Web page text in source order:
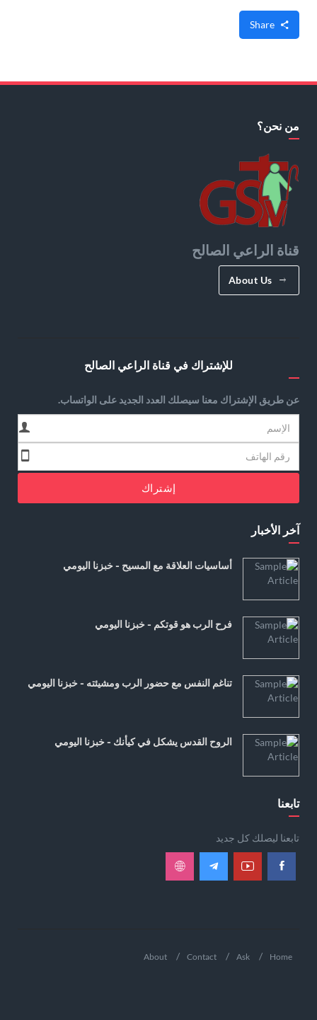
من نحن؟
قناة الراعي الصالح
About Us
للإشتراك في قناة الراعي الصالح
عن طريق الإشتراك معنا سيصلك العدد الجديد على الواتساب.
إشتراك
آخر الأخبار
أساسيات العلاقة مع المسيح - خبزنا اليومي
فرح الرب هو قوتكم - خبزنا اليومي
تناغم النفس مع حضور الرب ومشيئته - خبزنا اليومي
الروح القدس يشكل في كيأنك - خبزنا اليومي
تابعنا
تابعنا ليصلك كل جديد
Home
Ask
Contact
About